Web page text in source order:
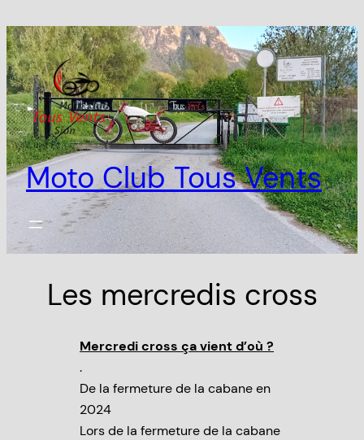
au
contenu
Moto Club Tous Vents
Les mercredis cross
Mercredi cross ça vient d’où ?
.
De la fermeture de la cabane en
2024
Lors de la fermeture de la cabane